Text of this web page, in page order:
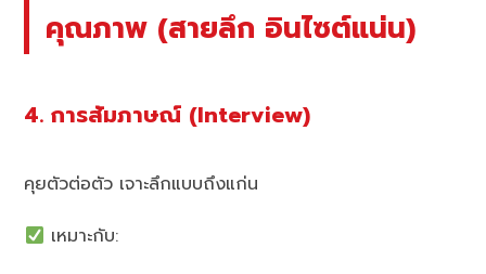
คุณภาพ (สายลึก อินไซต์แน่น)
4. การสัมภาษณ์ (Interview)
คุยตัวต่อตัว เจาะลึกแบบถึงแก่น
เหมาะกับ: